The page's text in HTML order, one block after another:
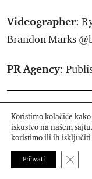
Videographer:
Brandon Marks
PRAgency:
Koristimo kolačiće
iskustvo na našem
koristimo ili ih isključiti
Prihvati Close